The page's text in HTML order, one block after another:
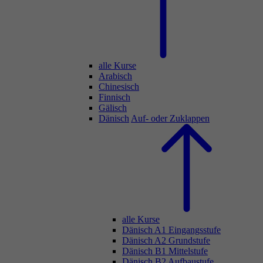
alle Kurse
Arabisch
Chinesisch
Finnisch
Gälisch
Dänisch Auf- oder Zuklappen
alle Kurse
Dänisch A1 Eingangsstufe
Dänisch A2 Grundstufe
Dänisch B1 Mittelstufe